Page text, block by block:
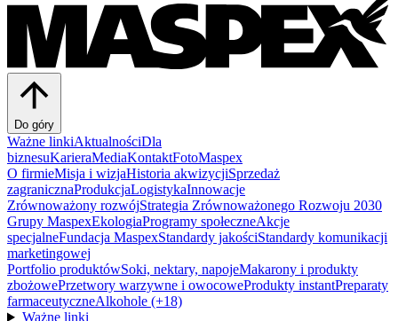
Do góry
Ważne linkiAktualnościDla
biznesuKarieraMediaKontaktFotoMaspex
O firmieMisja i wizjaHistoria akwizycjiSprzedaż
zagranicznaProdukcjaLogistykaInnowacje
Zrównoważony rozwójStrategia Zrównoważonego Rozwoju 2030
Grupy MaspexEkologiaProgramy społeczneAkcje
specjalneFundacja MaspexStandardy jakościStandardy komunikacji
marketingowej
Portfolio produktówSoki, nektary, napojeMakarony i produkty
zbożowePrzetwory warzywne i owocoweProdukty instantPreparaty
farmaceutyczneAlkohole (+18)
Ważne linki